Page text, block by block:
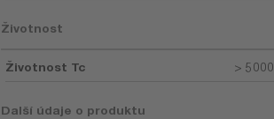
Životnost
Životnost Tc >
Další údaje o produktu